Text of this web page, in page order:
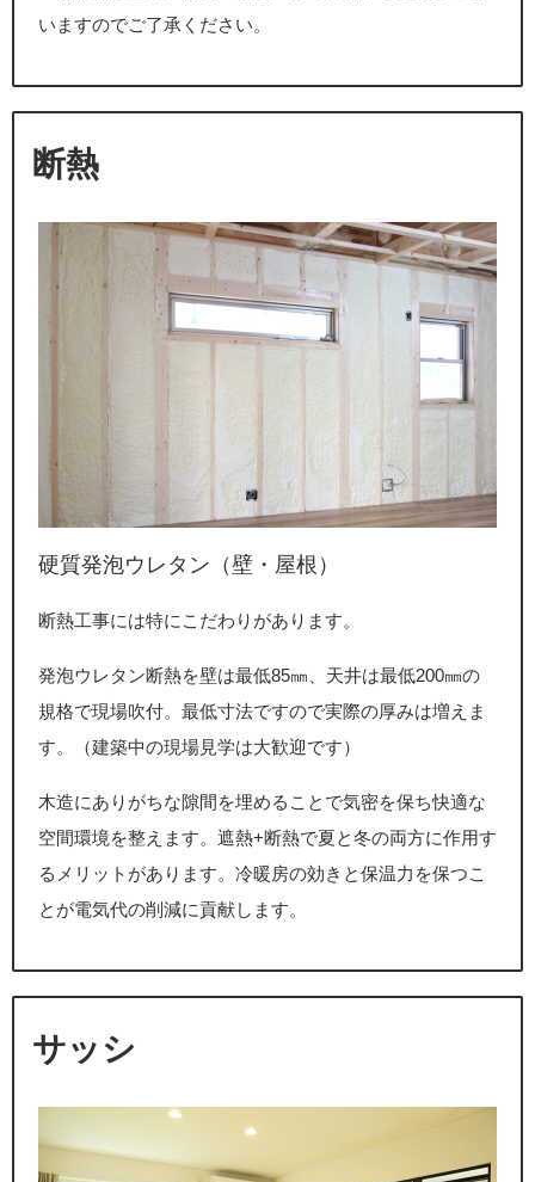
いますのでご了承ください。
断熱
硬質発泡ウレタン（壁・屋根）
断熱工事には特にこだわりがあります。
発泡ウレタン断熱を壁は最低85㎜、天井は最低200㎜の
規格で現場吹付。最低寸法ですので実際の厚みは増えま
す。（建築中の現場見学は大歓迎です）
木造にありがちな隙間を埋めることで気密を保ち快適な
空間環境を整えます。遮熱+断熱で夏と冬の両方に作用す
るメリットがあります。冷暖房の効きと保温力を保つこ
とが電気代の削減に貢献します。
サッシ